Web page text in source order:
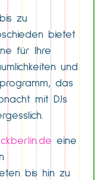
zu
bietet
für Ihre
und
das
mit DJs
eine
bis hin zu